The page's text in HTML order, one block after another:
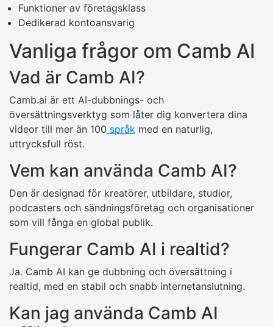
Funktioner av företagsklass
Dedikerad kontoansvarig
Vanliga frågor om Camb AI
Vad är Camb AI?
Camb.ai är ett AI-dubbnings- och
översättningsverktyg som låter dig konvertera dina
videor till mer än 100 språk med en naturlig,
uttrycksfull röst.
Vem kan använda Camb AI?
Den är designad för kreatörer, utbildare, studior,
podcasters och sändningsföretag och organisationer
som vill fånga en global publik.
Fungerar Camb AI i realtid?
Ja. Camb AI kan ge dubbning och översättning i
realtid, med en stabil och snabb internetanslutning.
Kan jag använda Camb AI